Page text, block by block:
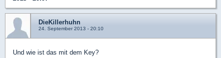
DieKillerhuhn
24. September 2013 - 20:10
Und wie ist das mit dem Key?